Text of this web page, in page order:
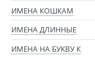
ИМЕНА КОШКАМ
ИМЕНА ДЛИННЫЕ
ИМЕНА НА БУКВУ К